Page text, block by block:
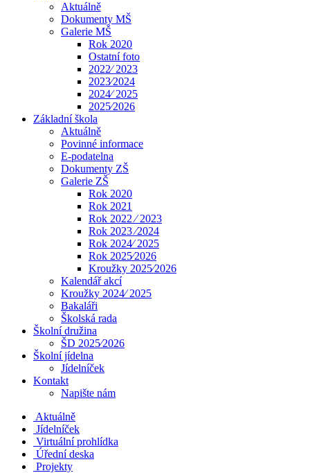
Aktuálně
Dokumenty MŠ
Galerie MŠ
Rok 2020
Ostatní foto
2022⁄ 2023
2023⁄2024
2024⁄ 2025
2025⁄2026
Základní škola
Aktuálně
Povinné informace
E-podatelna
Dokumenty ZŠ
Galerie ZŠ
Rok 2020
Rok 2021
Rok 2022 ⁄ 2023
Rok 2023 ⁄2024
Rok 2024⁄ 2025
Rok 2025⁄2026
Kroužky 2025⁄2026
Kalendář akcí
Kroužky 2024⁄ 2025
Bakaláři
Školská rada
Školní družina
ŠD 2025⁄2026
Školní jídelna
Jídelníček
Kontakt
Napište nám
Aktuálně
Jídelníček
Virtuální prohlídka
Úřední deska
Projekty